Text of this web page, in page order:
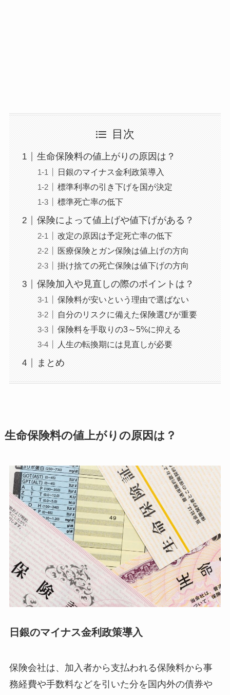
目次
生命保険料の値上がりの原因は？
日銀のマイナス金利政策導入
標準利率の引き下げを国が決定
標準死亡率の低下
保険によって値上げや値下げがある？
改定の原因は予定死亡率の低下
医療保険とガン保険は値上げの方向
掛け捨ての死亡保険は値下げの方向
保険加入や見直しの際のポイントは？
保険料が安いという理由で選ばない
自分のリスクに備えた保険選びが重要
保険料を手取りの3～5%に抑える
人生の転換期には見直しが必要
まとめ
生命保険料の値上がりの原因は？
日銀のマイナス金利政策導入
保険会社は、加入者から支払われる保険料から事
務経費や手数料などを引いた分を国内外の債券や